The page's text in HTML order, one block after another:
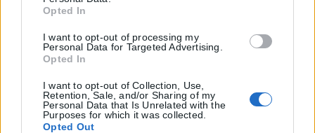
Opted In
I want to opt-out of processing my
Personal Data for Targeted Advertising.
Opted In
I want to opt-out of Collection, Use,
Retention, Sale, and/or Sharing of my
Personal Data that Is Unrelated with the
Purposes for which it was collected.
Opted Out